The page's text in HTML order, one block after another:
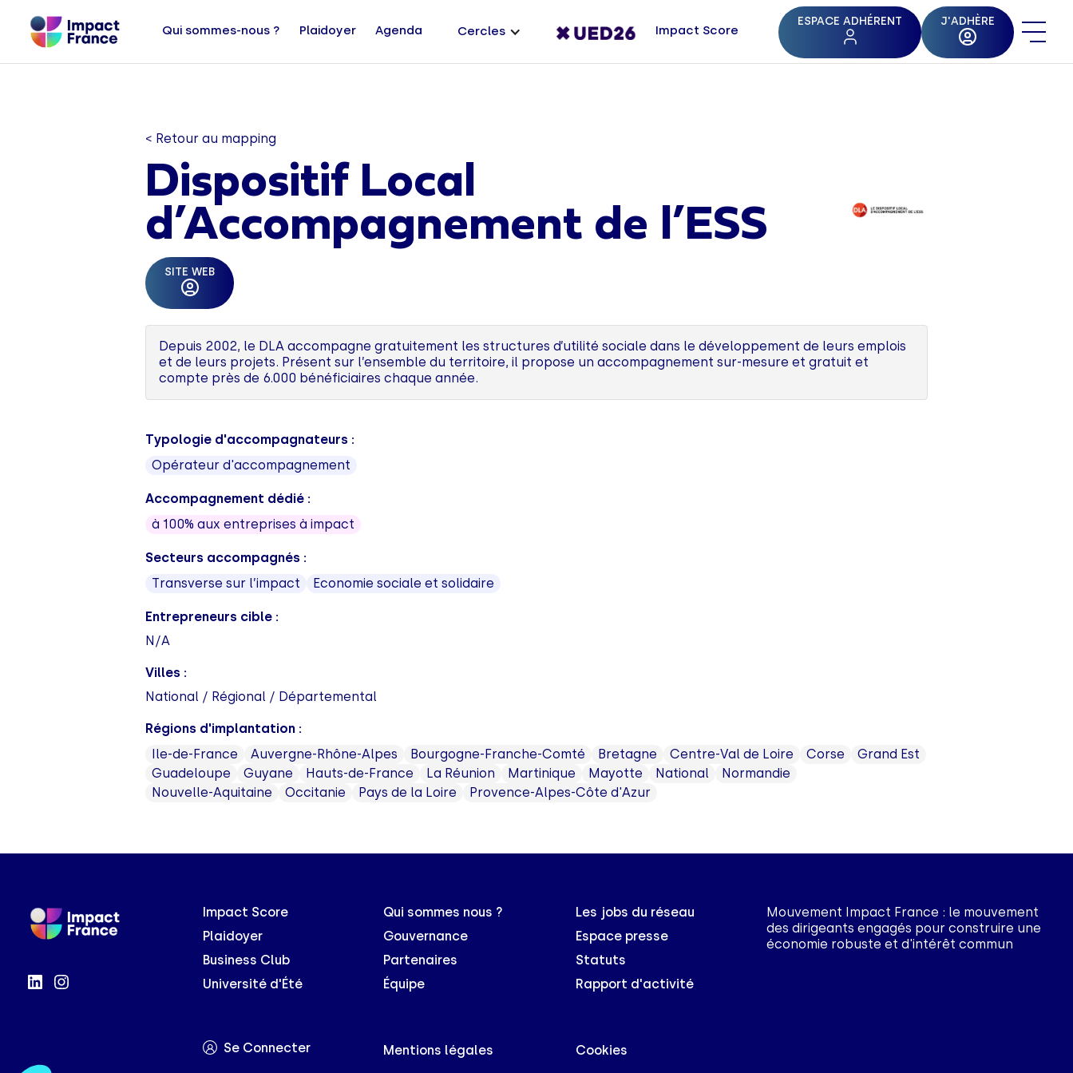
Qui sommes-nous ? Plaidoyer Agenda Cercles Impact Score
ESPACE ADHÉRENT J'ADHÈRE
< Retour au mapping
Dispositif Local
d’Accompagnement de l’ESS
SITE WEB
Depuis 2002, le DLA accompagne gratuitement les structures d’utilité sociale dans le développement de leurs emplois
et de leurs projets. Présent sur l’ensemble du territoire, il propose un accompagnement sur-mesure et gratuit et
compte près de 6.000 bénéficiaires chaque année.
Typologie d'accompagnateurs :
Opérateur d'accompagnement
Accompagnement dédié :
à 100% aux entreprises à impact
Secteurs accompagnés :
Transverse sur l’impact
Economie sociale et solidaire
Entrepreneurs cible :
N/A
Villes :
National / Régional / Départemental
Régions d'implantation :
Ile-de-France
Auvergne-Rhône-Alpes Bourgogne-Franche-Comté Bretagne Centre-Val de Loire Corse
Grand Est
Guadeloupe
Guyane Hauts-de-France La Réunion Martinique Mayotte National
Normandie
Nouvelle-Aquitaine
Occitanie Pays de la Loire Provence-Alpes-Côte d'Azur
Impact Score
Plaidoyer
Business Club
Université d'Été
Se Connecter
Qui sommes nous ?
Gouvernance
Partenaires
Équipe
Mentions légales
Les jobs du réseau
Espace presse
Statuts
Rapport d'activité
Cookies
Mouvement Impact France : le mouvement
des dirigeants engagés pour construire une
économie robuste et d'intérêt commun
Plateforme de Gestion du Consentement : Personnalisez vos Options